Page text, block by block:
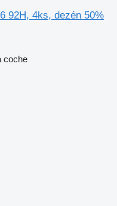
92H, 4ks, dezén 50%
coche